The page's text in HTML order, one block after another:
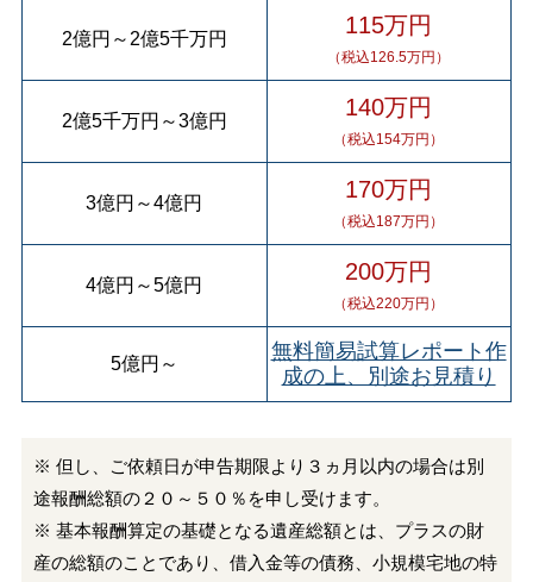
2億円 ～ 2億5千万円 115万円
（税込126.5万円）
2億5千万円 ～3億円 140万円
（税込154万円）
3億円 ～4億円 170万円
（税込187万円）
4億円 ～5億円 200万円
（税込220万円）
5億円 ～
無料簡易試算レポート作
成の上、別途お見積り
※ 但し、ご依頼日が申告期限より３ヵ月以内の場合は別
途報酬総額の２０～５０％を申し受けます。
※ 基本報酬算定の基礎となる遺産総額とは、プラスの財
産の総額のことであり、借入金等の債務、小規模宅地の特